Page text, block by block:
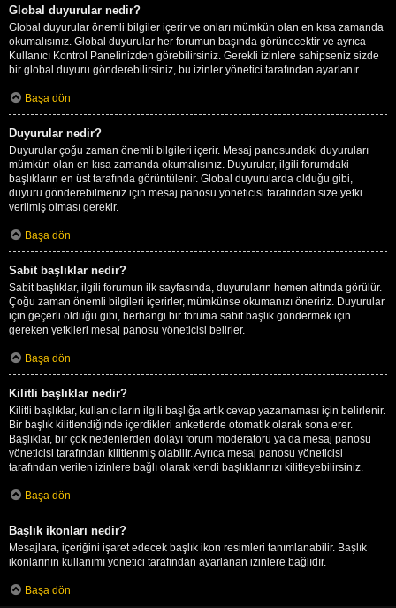
Global duyurular nedir?
Global duyurular önemli bilgiler içerir ve onları mümkün olan en kısa zamanda
okumalısınız. Global duyurular her forumun başında görünecektir ve ayrıca
Kullanıcı Kontrol Panelinizden görebilirsiniz. Gerekli izinlere sahipseniz sizde
bir global duyuru gönderebilirsiniz, bu izinler yönetici tarafından ayarlanır.
Başa dön
Duyurular nedir?
Duyurular çoğu zaman önemli bilgileri içerir. Mesaj panosundaki duyuruları
mümkün olan en kısa zamanda okumalısınız. Duyurular, ilgili forumdaki
başlıkların en üst tarafında görüntülenir. Global duyurularda olduğu gibi,
duyuru gönderebilmeniz için mesaj panosu yöneticisi tarafından size yetki
verilmiş olması gerekir.
Başa dön
Sabit başlıklar nedir?
Sabit başlıklar, ilgili forumun ilk sayfasında, duyuruların hemen altında görülür.
Çoğu zaman önemli bilgileri içerirler, mümkünse okumanızı öneririz. Duyurular
için geçerli olduğu gibi, herhangi bir foruma sabit başlık göndermek için
gereken yetkileri mesaj panosu yöneticisi belirler.
Başa dön
Kilitli başlıklar nedir?
Kilitli başlıklar, kullanıcıların ilgili başlığa artık cevap yazamaması için belirlenir.
Bir başlık kilitlendiğinde içerdikleri anketlerde otomatik olarak sona erer.
Başlıklar, bir çok nedenlerden dolayı forum moderatörü ya da mesaj panosu
yöneticisi tarafından kilitlenmiş olabilir. Ayrıca mesaj panosu yöneticisi
tarafından verilen izinlere bağlı olarak kendi başlıklarınızı kilitleyebilirsiniz.
Başa dön
Başlık ikonları nedir?
Mesajlara, içeriğini işaret edecek başlık ikon resimleri tanımlanabilir. Başlık
ikonlarının kullanımı yönetici tarafından ayarlanan izinlere bağlıdır.
Başa dön